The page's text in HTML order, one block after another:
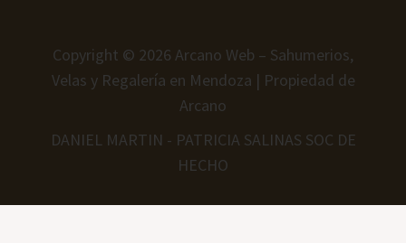
Copyright © 2026 Arcano Web – Sahumerios,
Velas y Regalería en Mendoza | Propiedad de
Arcano
DANIEL MARTIN - PATRICIA SALINAS SOC DE
HECHO